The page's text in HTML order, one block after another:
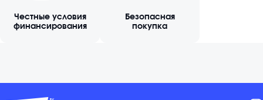
Честные условия
финансирования
Безопасная
покупка